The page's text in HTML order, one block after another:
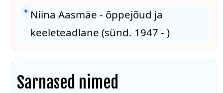
★ Niina Aasmäe - õppejõud ja
keeleteadlane (sünd. 1947 - )
Sarnased nimed